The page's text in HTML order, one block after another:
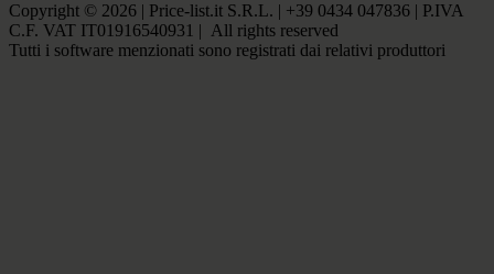
Copyright © 2026 | Price-list.it S.R.L. | +39 0434 047836 | P.IVA
C.F. VAT IT01916540931 | All rights reserved
Tutti i software menzionati sono registrati dai relativi produttori